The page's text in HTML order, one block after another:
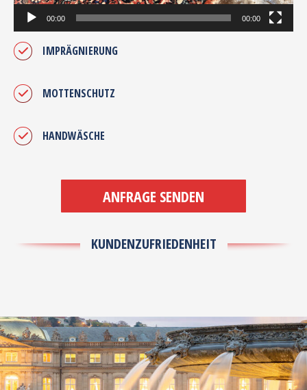
00:00 00:00
IMPRÄGNIERUNG
MOTTENSCHUTZ
HANDWÄSCHE
ANFRAGE SENDEN
KUNDENZUFRIEDENHEIT